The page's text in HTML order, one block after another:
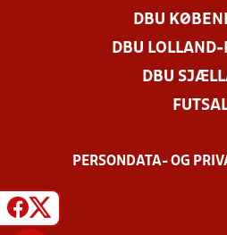
DBU
DBU LOLLAND-
DBU
PERSONDATA- OG